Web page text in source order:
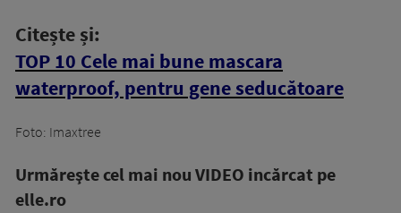
Citește și:
TOP 10 Cele mai bune mascara
waterproof, pentru gene seducătoare
Foto: Imaxtree
Urmăreşte cel mai nou VIDEO incărcat pe
elle.ro